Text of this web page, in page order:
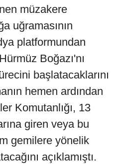
müzakere
uğramasının
platformundan
Boğazı'nı
başlatacaklarını
hemen ardından
Komutanlığı, 13
giren veya bu
gemilere yönelik
açıklamıştı.